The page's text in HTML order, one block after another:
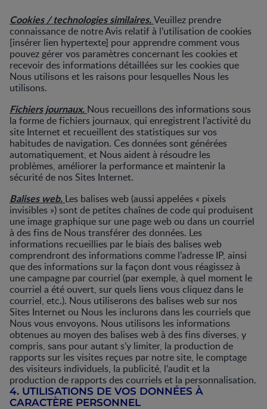
Cookies / technologies similaires.Veuillez prendre
connaissance de notre Avis relatif à l’utilisation de cookies
[insérer lien hypertexte] pour apprendre comment vous
pouvez gérer vos paramètres concernant les cookies et
recevoir des informations détaillées sur les cookies que
Nous utilisons et les raisons pour lesquelles Nous les
utilisons.
Fichiers journaux. Nous recueillons des informations sous
la forme de fichiers journaux, qui enregistrent l’activité du
site Internet et recueillent des statistiques sur vos
habitudes de navigation. Ces données sont générées
automatiquement, et Nous aident à résoudre les
problèmes, améliorer la performance et maintenir la
sécurité de nos Sites Internet.
Balises web. Les balises web (aussi appelées « pixels
invisibles ») sont de petites chaînes de code qui produisent
une image graphique sur une page web ou dans un courriel
à des fins de Nous transférer des données. Les
informations recueillies par le biais des balises web
comprendront des informations comme l’adresse IP, ainsi
que des informations sur la façon dont vous réagissez à
une campagne par courriel (par exemple, à quel moment le
courriel a été ouvert, sur quels liens vous cliquez dans le
courriel, etc.). Nous utiliserons des balises web sur nos
Sites Internet ou Nous les inclurons dans les courriels que
Nous vous envoyons. Nous utilisons les informations
obtenues au moyen des balises web à des fins diverses, y
compris, sans pour autant s’y limiter, la production de
rapports sur les visites reçues par notre site, le comptage
des visiteurs individuels, la publicité, l’audit et la
production de rapports des courriels et la personnalisation.
4. UTILISATIONS DE VOS DONNÉES À
CARACTÈRE PERSONNEL